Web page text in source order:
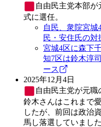
自由民主党本部が
式に選任。
自民、衆院宮城
民・安住氏の対
宮城4区に森下
知7区は鈴木淳
ース
2025年12月4日
自由民主党が元職
鈴木さんはこれまで
したが、前回は政治
馬し落選していました